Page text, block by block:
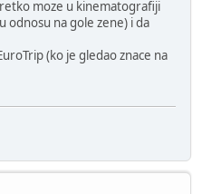
moze u kinematografiji
odnosu na gole zene) i da
(ko je gledao znace na